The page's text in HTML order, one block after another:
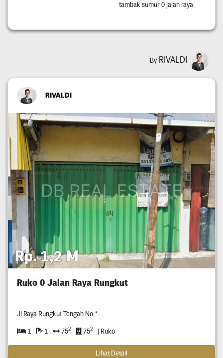
tambak sumur 0 jalan raya
By RIVALDI
RIVALDI
Rp. 1,2 M
Ruko 0 Jalan Raya Rungkut
Jl Raya Rungkut Tengah No.*
1 1 752 752 | Ruko
Lihat Detail